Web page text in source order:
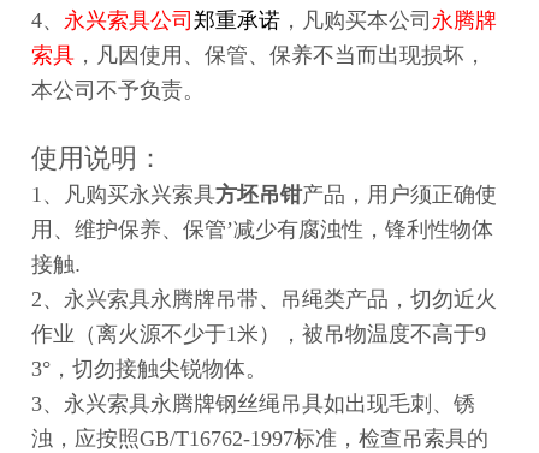
4、 永兴索具公司郑重承诺 ，凡购买本公司 永腾牌
索具 ，凡因使用、保管、保养不当而出现损坏，
本公司不予负责。
使用说明：
1、凡购买永兴索具方坯吊钳产品，用户须正确使
用、维护保养、保管’减少有腐浊性，锋利性物体
接触.
2、永兴索具永腾牌吊带、吊绳类产品，切勿近火
作业（离火源不少于1米），被吊物温度不高于9
3°，切勿接触尖锐物体。
3、永兴索具永腾牌钢丝绳吊具如出现毛刺、锈
浊，应按照GB/T16762-1997标准，检查吊索具的